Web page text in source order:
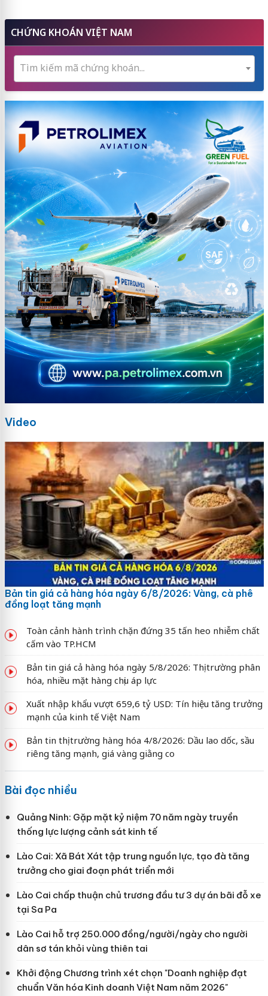
CHỨNG KHOÁN VIỆT NAM
Tìm kiếm mã chứng khoán...
Video
Bản tin giá cả hàng hóa ngày 6/8/2026: Vàng, cà phê
đồng loạt tăng mạnh
Toàn cảnh hành trình chặn đứng 35 tấn heo nhiễm chất
cấm vào TP.HCM
Bản tin giá cả hàng hóa ngày 5/8/2026: Thị trường phân
hóa, nhiều mặt hàng chịu áp lực
Xuất nhập khẩu vượt 659,6 tỷ USD: Tín hiệu tăng trưởng
mạnh của kinh tế Việt Nam
Bản tin thị trường hàng hóa 4/8/2026: Dầu lao dốc, sầu
riêng tăng mạnh, giá vàng giằng co
Bài đọc nhiều
Quảng Ninh: Gặp mặt kỷ niệm 70 năm ngày truyền
thống lực lượng cảnh sát kinh tế
Lào Cai: Xã Bát Xát tập trung nguồn lực, tạo đà tăng
trưởng cho giai đoạn phát triển mới
Lào Cai chấp thuận chủ trương đầu tư 3 dự án bãi đỗ xe
tại Sa Pa
Lào Cai hỗ trợ 250.000 đồng/người/ngày cho người
dân sơ tán khỏi vùng thiên tai
Khởi động Chương trình xét chọn "Doanh nghiệp đạt
chuẩn Văn hóa Kinh doanh Việt Nam năm 2026"